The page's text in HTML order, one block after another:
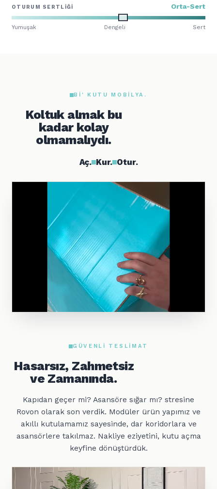
OTURUM SERTLIĞI Orta-Sert
Yumuşak Dengeli Sert
BI' KUTU MOBILYA.
Koltuk almak bu
kadar kolay
olmamalıydı.
Aç. Kur. Otur.
GÜVENLI TESLIMAT
Hasarsız, Zahmetsiz
ve Zamanında.
Kapıdan geçer mi? Asansöre sığar mı? stresine
Rovon olarak son verdik. Modüler ürün yapımız ve
akıllı kutulamamız sayesinde, dar koridorlara ve
asansörlere takılmaz. Nakliye eziyetini, kutu açma
keyfine dönüştürdük.